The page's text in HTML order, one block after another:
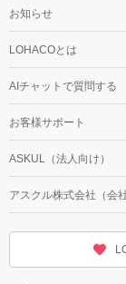
お知らせ
LOHACOとは
AIチャットで質問する
お客様サポート
ASKUL（法人向け）
アスクル株式会社（会